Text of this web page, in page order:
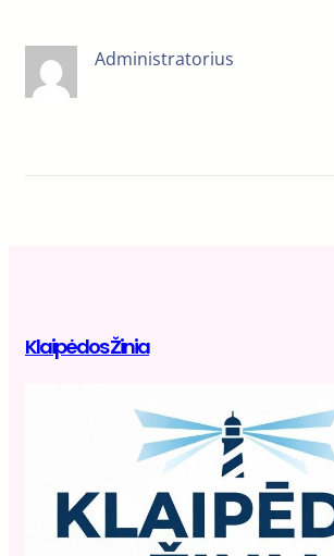
Administratorius
Klaipėdos Žinia